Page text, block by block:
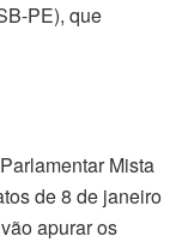
PE), que
Mista
de 8 de janeiro
apurar os